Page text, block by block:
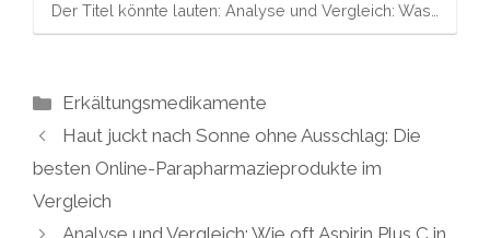
Der Titel könnte lauten: Analyse und Vergleich: Was…
Kategorien
Erkältungsmedikamente
Haut juckt nach Sonne ohne Ausschlag: Die
besten Online-Parapharmazieprodukte im
Vergleich